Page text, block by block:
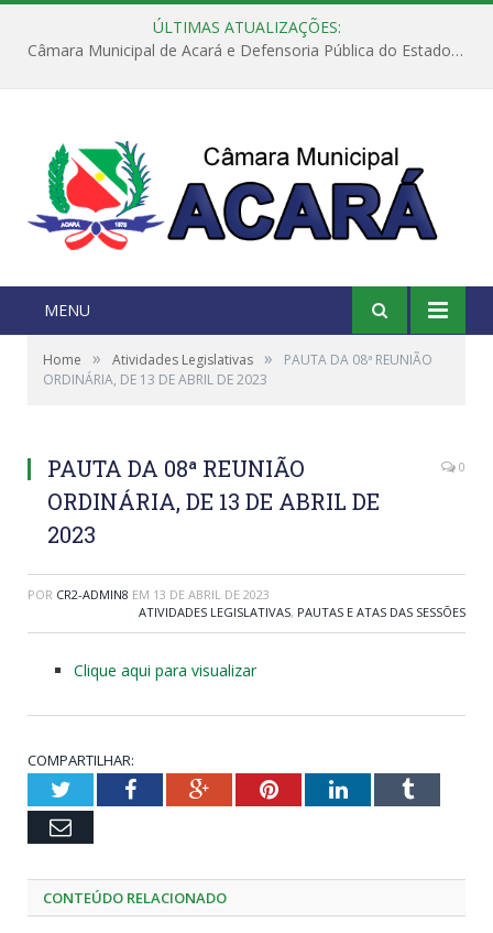
ÚLTIMAS ATUALIZAÇÕES:
Câmara Municipal de Acará e Defensoria Pública do Estado, promovem Ação Balcão de Direitos
MENU
Home » Atividades Legislativas »
PAUTA DA 08ª REUNIÃO
ORDINÁRIA, DE 13 DE ABRIL DE 2023
PAUTA DA 08ª REUNIÃO
ORDINÁRIA, DE 13 DE ABRIL DE
2023
0
POR CR2-ADMIN8 EM 13 DE ABRIL DE 2023
ATIVIDADES LEGISLATIVAS, PAUTAS E ATAS DAS SESSÕES
Clique aqui para visualizar
COMPARTILHAR:
TwitterFacebookGoogle+PinterestLinkedInTumblr
Email
CONTEÚDO RELACIONADO